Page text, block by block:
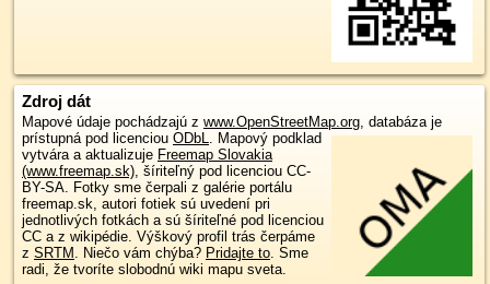
Zdroj dát
Mapové údaje pochádzajú z www.OpenStreetMap.org, databáza je
prístupná pod licenciou ODbL. Mapový podklad
vytvára a aktualizuje Freemap Slovakia
(www.freemap.sk), šíriteľný pod licenciou CC-
BY-SA. Fotky sme čerpali z galérie portálu
freemap.sk, autori fotiek sú uvedení pri
jednotlivých fotkách a sú šíriteľné pod licenciou
CC a z wikipédie. Výškový profil trás čerpáme
z SRTM . Niečo vám chýba? Pridajte to. Sme
radi, že tvoríte slobodnú wiki mapu sveta.